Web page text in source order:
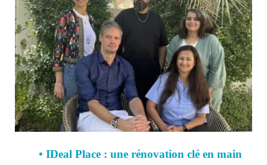
• IDeal Place : une rénovation clé en main